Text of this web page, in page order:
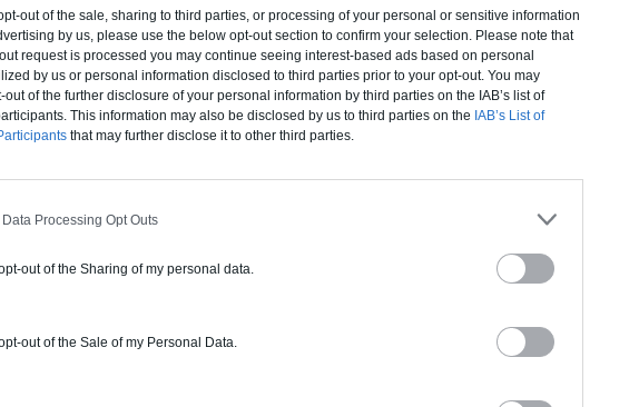
out of the sale, sharing to third parties, or processing of your personal or sensitive information
by us, please use the below opt-out section to confirm your selection. Please note that
request is processed you may continue seeing interest-based ads based on personal
by us or personal information disclosed to third parties prior to your opt-out. You may
of the further disclosure of your personal information by third parties on the IAB’s list of
This information may also be disclosed by us to third parties on the IAB’s List of
that may further disclose it to other third parties.
Processing Opt Outs
opt-out of the Sharing of my personal data.
opt-out of the Sale of my Personal Data.